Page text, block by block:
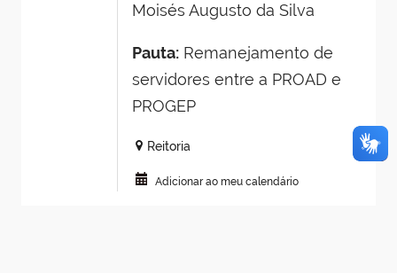
Moisés Augusto da Silva
Pauta:Remanejamento de
servidores entre a PROAD e
PROGEP
Reitoria
Adicionar ao meu calendário